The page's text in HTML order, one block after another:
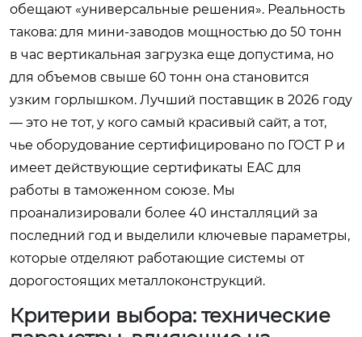
обещают «универсальные решения». Реальность
такова: для мини-заводов мощностью до 50 тонн
в час вертикальная загрузка еще допустима, но
для объемов свыше 60 тонн она становится
узким горлышком. Лучший поставщик в 2026 году
— это не тот, у кого самый красивый сайт, а тот,
чье оборудование сертифицировано по ГОСТ Р и
имеет действующие сертификаты EAC для
работы в таможенном союзе. Мы
проанализировали более 40 инсталляций за
последний год и выделили ключевые параметры,
которые отделяют работающие системы от
дорогостоящих металлоконструкций.
Критерии выбора: технические